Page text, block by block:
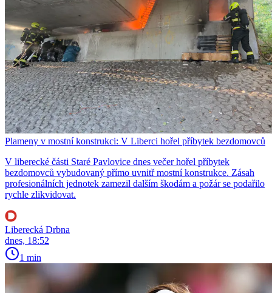
Plameny v mostní konstrukci: V Liberci hořel příbytek bezdomovců
V liberecké části Staré Pavlovice dnes večer hořel příbytek
bezdomovců vybudovaný přímo uvnitř mostní konstrukce. Zásah
profesionálních jednotek zamezil dalším škodám a požár se podařilo
rychle zlikvidovat.
Liberecká Drbna
dnes, 18:52
1 min